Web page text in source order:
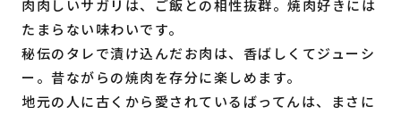
肉肉しいサガリは、ご飯との相性抜群。焼肉好きには
たまらない味わいです。
秘伝のタレで漬け込んだお肉は、香ばしくてジューシ
ー。昔ながらの焼肉を存分に楽しめます。
地元の人に古くから愛されているばってんは、まさに